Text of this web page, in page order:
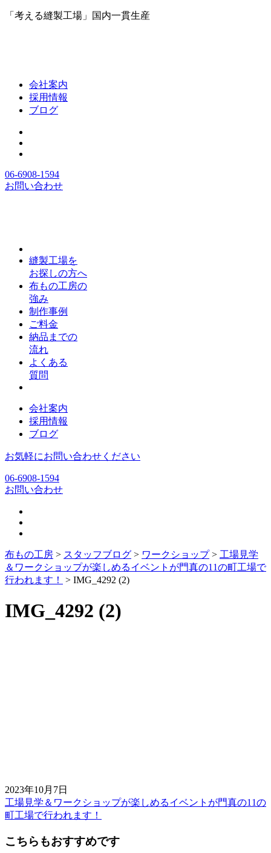
「考える縫製工場」国内一貫生産
会社案内
採用情報
ブログ
06-6908-1594
お問い合わせ
縫製工場を
お探しの方へ
布もの工房の
強み
制作事例
ご料金
納品までの
流れ
よくある
質問
会社案内
採用情報
ブログ
お気軽にお問い合わせください
06-6908-1594
お問い合わせ
布もの工房 > スタッフブログ > ワークショップ> 工場見学
＆ワークショップが楽しめるイベントが門真の11の町工場で
行われます！
> IMG_4292 (2)
IMG_4292 (2)
2023年10月7日
前
後
の
工場見学＆ワークショップが楽しめるイベントが門真の11の
町工場で行われます！
こちらもおすすめです